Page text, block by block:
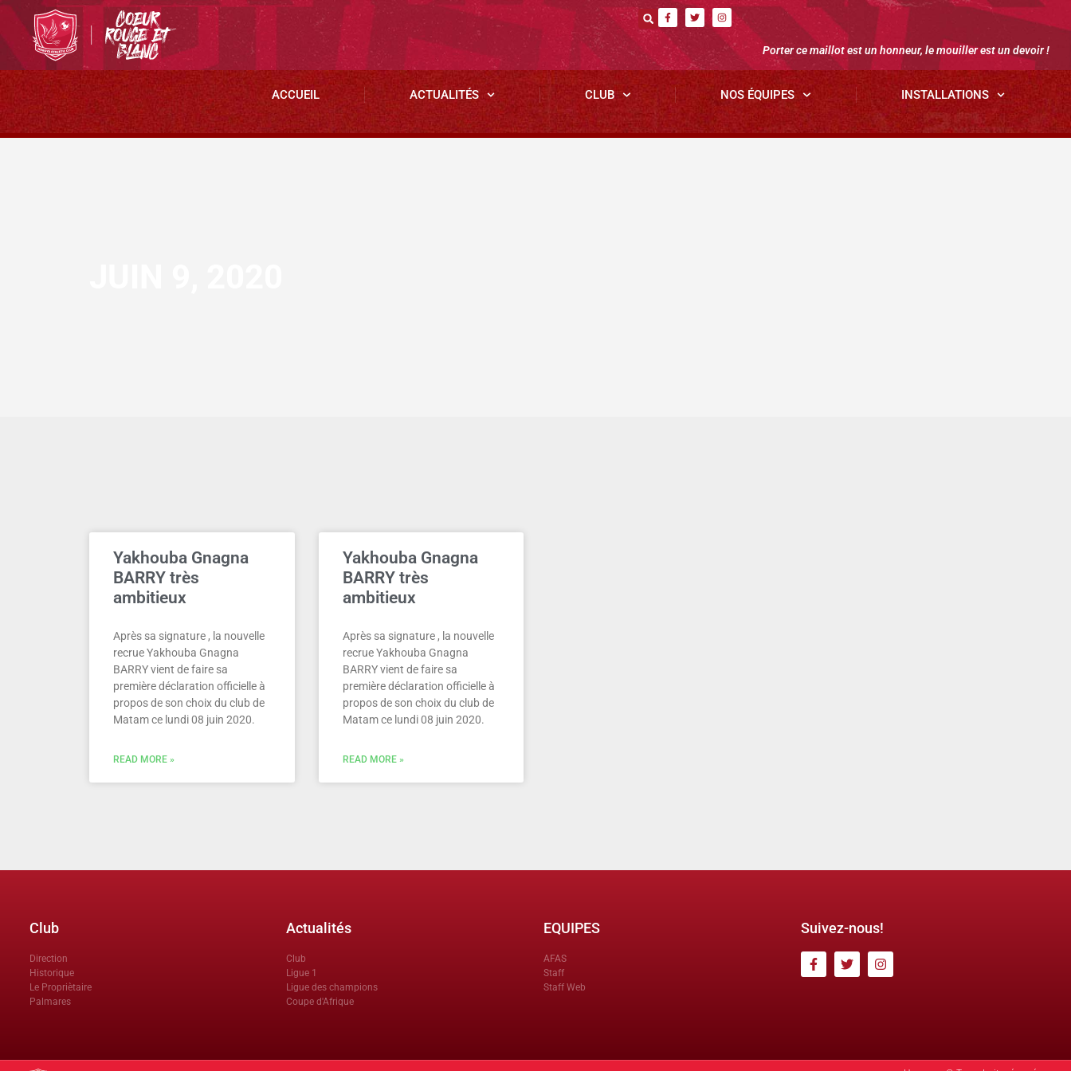
Porter ce maillot est un honneur, le mouiller est un devoir !
ACCUEIL ACTUALITÉS CLUB NOS ÉQUIPES INSTALLATIONS
Yakhouba Gnagna
BARRY très
ambitieux
Après sa signature , la nouvelle
recrue Yakhouba Gnagna
BARRY vient de faire sa
première déclaration officielle à
propos de son choix du club de
Matam ce lundi 08 juin 2020.
READ MORE »
Yakhouba Gnagna
BARRY très
ambitieux
Après sa signature , la nouvelle
recrue Yakhouba Gnagna
BARRY vient de faire sa
première déclaration officielle à
propos de son choix du club de
Matam ce lundi 08 juin 2020.
READ MORE »
Club
Direction
Historique
Le Propriètaire
Palmares
Actualités
Club
Ligue 1
Ligue des champions
Coupe d'Afrique
EQUIPES
AFAS
Staff
Staff Web
Suivez-nous!